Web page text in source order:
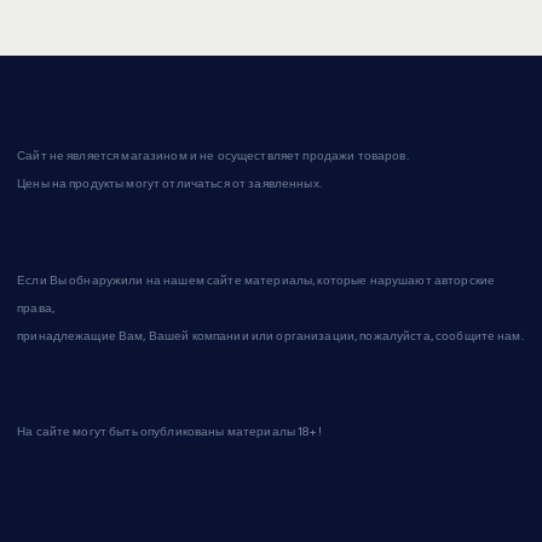
Сайт не является магазином и не осуществляет продажи товаров.
Цены на продукты могут отличаться от заявленных.
Если Вы обнаружили на нашем сайте материалы, которые нарушают авторские
права,
принадлежащие Вам, Вашей компании или организации, пожалуйста, сообщите нам.
На сайте могут быть опубликованы материалы 18+!